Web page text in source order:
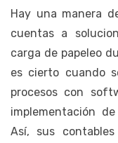
Hay una manera
cuentas a
carga de papeleo
es cierto cuando
procesos con
implementación
Así, sus